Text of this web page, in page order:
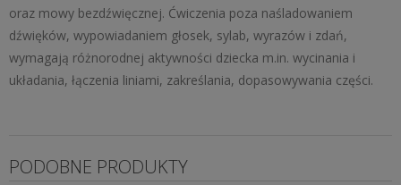
oraz mowy bezdźwięcznej. Ćwiczenia poza naśladowaniem
dźwięków, wypowiadaniem głosek, sylab, wyrazów i zdań,
wymagają różnorodnej aktywności dziecka m.in. wycinania i
układania, łączenia liniami, zakreślania, dopasowywania części.
PODOBNE PRODUKTY